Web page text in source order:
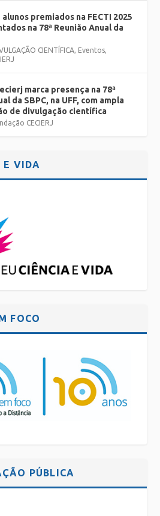
premiados na FECTI 2025
na 78ª Reunião Anual da
CIENTÍFICA, Eventos,
marca presença na 78ª
da SBPC, na UFF, com ampla
de divulgação científica
CECIERJ
E VIDA
FOCO
PÚBLICA